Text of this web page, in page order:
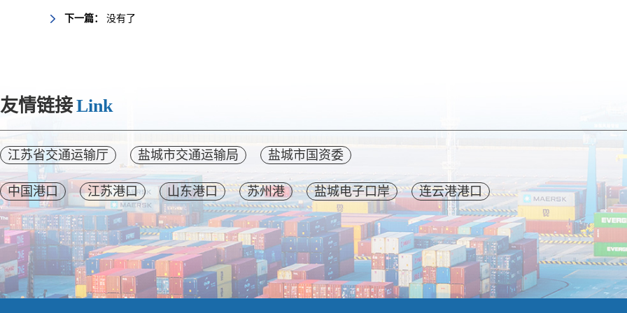
下一篇： 没有了
友情链接Link
江苏省交通运输厅 盐城市交通运输局 盐城市国资委
中国港口 江苏港口 山东港口 苏州港 盐城电子口岸 连云港港口